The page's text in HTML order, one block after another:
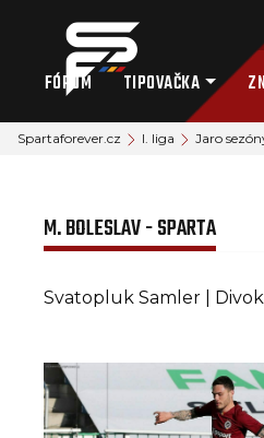
FÓRUM TIPOVAČKA
Spartaforever.cz I. liga Jaro
M. BOLESLAV - SPARTA
Svatopluk Samler |